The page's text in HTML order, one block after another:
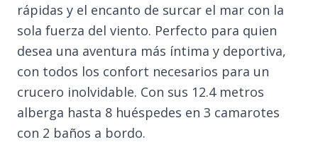
rápidas y el encanto de surcar el mar con la
sola fuerza del viento. Perfecto para quien
desea una aventura más íntima y deportiva,
con todos los confort necesarios para un
crucero inolvidable. Con sus 12.4 metros
alberga hasta 8 huéspedes en 3 camarotes
con 2 baños a bordo.